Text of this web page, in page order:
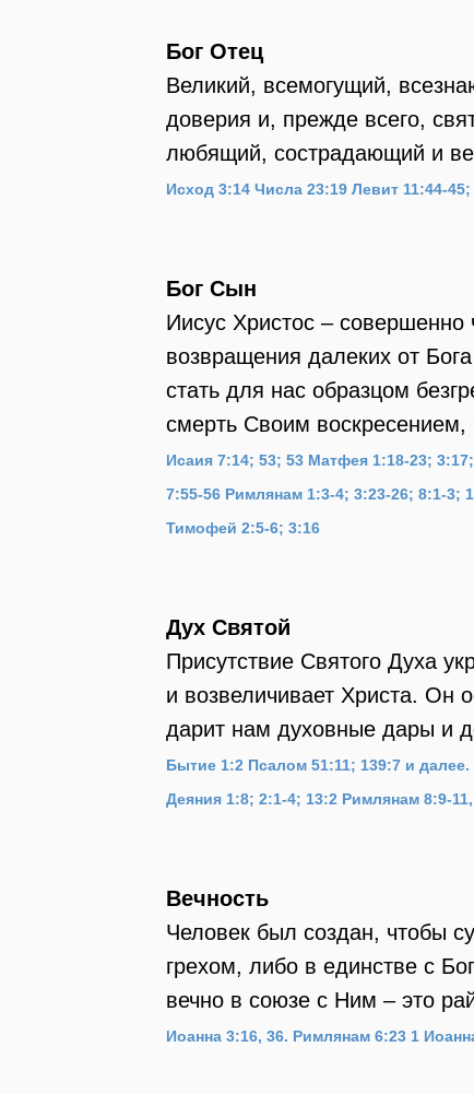
Бог Отец
Великий, всемогущий,
доверия и, прежде всего,
любящий, сострадающий и
Исход 3:14 Числа 23:19 Левит 11:44-45;
Бог Сын
Иисус Христос –
возвращения далеких от
стать для нас образцом
смерть Своим
Исаия 7:14; 53; 53 Матфея 1:18-23;
7:55-56 Римлянам 1:3-4; 3:23-26; 8:1-3;
Тимофей 2:5-6; 3:16
Дух Святой
Присутствие Святого Духа
и возвеличивает Христа. Он
дарит нам духовные дары и
Бытие 1:2 Псалом 51:11; 139:7 и далее.
Деяния 1:8; 2:1-4; 13:2 Римлянам 8:9-
Вечность
Человек был создан, чтобы
грехом, либо в единстве с
вечно в союзе с Ним – это
Иоанна 3:16, 36. Римлянам 6:23 1